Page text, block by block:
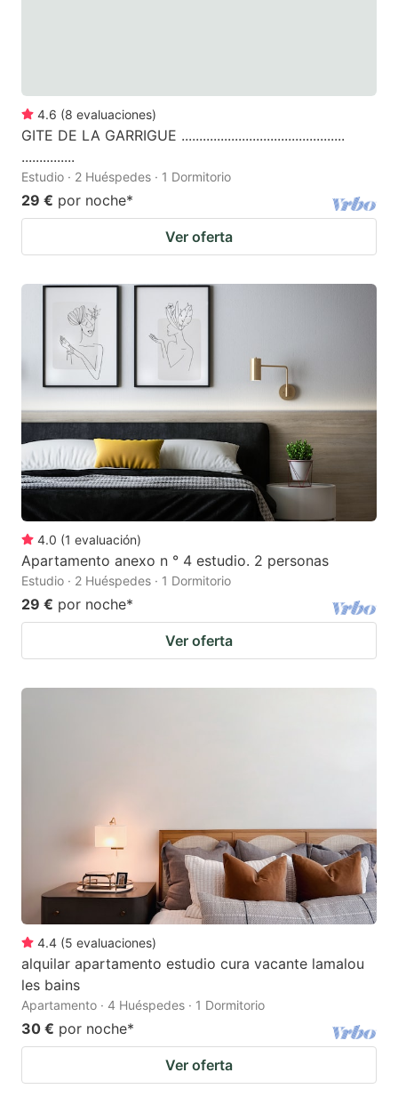
4.6 (8 evaluaciones)
GITE DE LA GARRIGUE ..............................................
...............
Estudio · 2 Huéspedes · 1 Dormitorio
29 € por noche*
Ver oferta
4.0 (1 evaluación)
Apartamento anexo n ° 4 estudio. 2 personas
Estudio · 2 Huéspedes · 1 Dormitorio
29 € por noche*
Ver oferta
4.4 (5 evaluaciones)
alquilar apartamento estudio cura vacante lamalou
les bains
Apartamento · 4 Huéspedes · 1 Dormitorio
30 € por noche*
Ver oferta